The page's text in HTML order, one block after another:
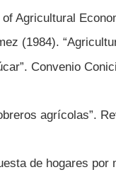
of Agricultural
(1984).
Convenio
agrícolas”.
de hogares por